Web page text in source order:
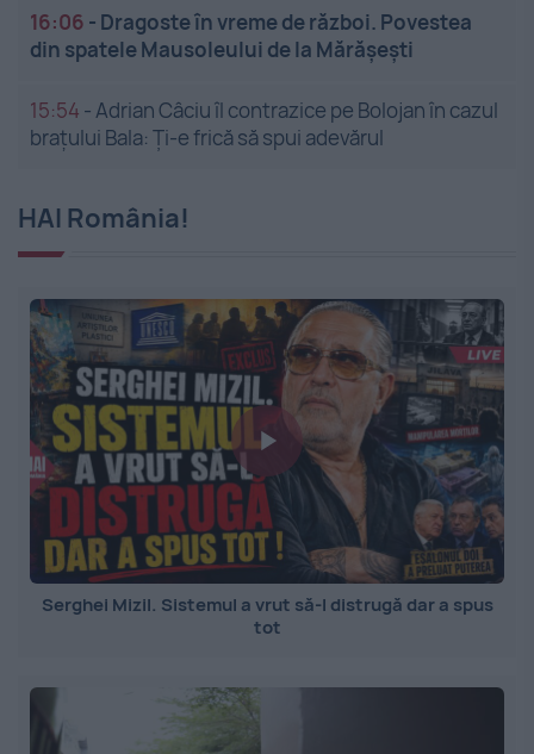
16:06 - Dragoste în vreme de război. Povestea
din spatele Mausoleului de la Mărășești
15:54 -Adrian Câciu îl contrazice pe Bolojan în cazul
brațului Bala: Ți-e frică să spui adevărul
HAI România!
Serghei Mizil. Sistemul a vrut să-l distrugă dar a spus
tot